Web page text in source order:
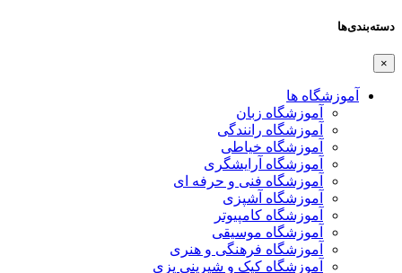
دسته‌بندی‌ها
×
آموزشگاه ها
آموزشگاه زبان
آموزشگاه رانندگی
آموزشگاه خیاطی
آموزشگاه آرایشگری
آموزشگاه فنی و حرفه ای
آموزشگاه آشپزی
آموزشگاه کامپیوتر
آموزشگاه موسیقی
آموزشگاه فرهنگی و هنری
آموزشگاه کیک و شیرینی پزی